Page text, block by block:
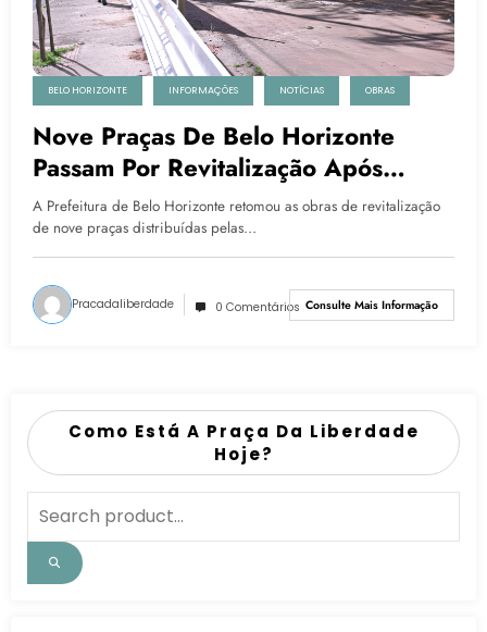
BELO HORIZONTE INFORMAÇÕES NOTÍCIAS OBRAS
Nove Praças De Belo Horizonte
Passam Por Revitalização Após
Retomada Das Obras
A Prefeitura de Belo Horizonte retomou as obras de revitalização
de nove praças distribuídas pelas…
Pracadaliberdade 0 Comentários Consulte Mais Informação
Como Está A Praça Da Liberdade
Hoje?